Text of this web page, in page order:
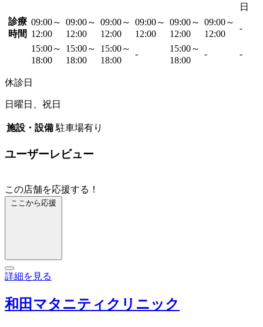
日
診療
時間
09:00～
12:00
09:00～
12:00
09:00～
12:00
09:00～
12:00
09:00～
12:00
09:00～
12:00
-
15:00～
18:00
15:00～
18:00
15:00～
18:00
-
15:00～
18:00
- -
休診日
日曜日、祝日
施設・設備 駐車場有り
ユーザーレビュー
この店舗を応援する！
ここから応援
詳細を見る
和田マタニティクリニック